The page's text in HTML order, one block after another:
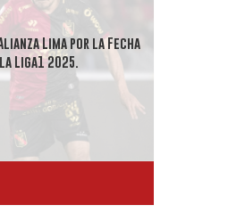
Lima por la Fecha
Liga1 2025.